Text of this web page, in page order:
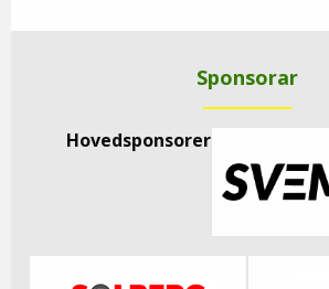
Sponsorar
Hovedsponsorer